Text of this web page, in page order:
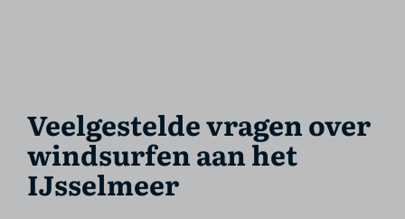
Veelgestelde vragen over
windsurfen aan het
IJsselmeer